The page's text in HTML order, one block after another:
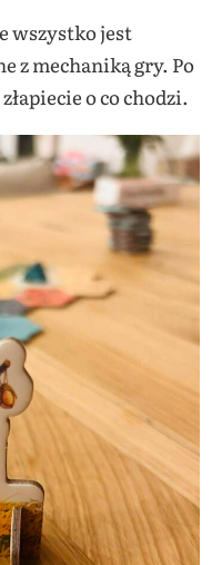
wszystko jest
z mechaniką gry. Po
o co chodzi.